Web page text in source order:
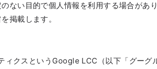
ない目的で個人情報を利用する場合があ
掲載します。
ィクスというGoogle LCC（以下「グーグ